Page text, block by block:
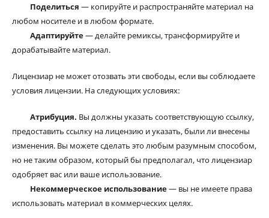
Поделиться — копируйте и распространяйте материал на
любом носителе и в любом формате.
Адаптируйте— делайте ремиксы, трансформируйте и
дорабатывайте материал.
Лицензиар не может отозвать эти свободы, если вы соблюдаете
условия лицензии. На следующих условиях:
Атрибуция. Вы должны указать соответствующую ссылку,
предоставить ссылку на лицензию и указать, были ли внесены
изменения. Вы можете сделать это любым разумным способом,
но не таким образом, который бы предполагал, что лицензиар
одобряет вас или ваше использование.
Некоммерческое использование— вы не имеете права
использовать материал в коммерческих целях.